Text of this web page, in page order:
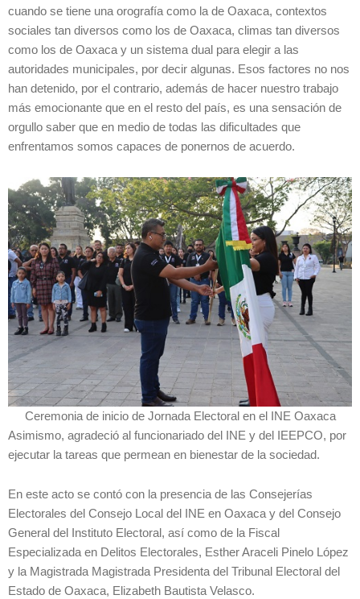
cuando se tiene una orografía como la de Oaxaca, contextos
sociales tan diversos como los de Oaxaca, climas tan diversos
como los de Oaxaca y un sistema dual para elegir a las
autoridades municipales, por decir algunas. Esos factores no nos
han detenido, por el contrario, además de hacer nuestro trabajo
más emocionante que en el resto del país, es una sensación de
orgullo saber que en medio de todas las dificultades que
enfrentamos somos capaces de ponernos de acuerdo.
Ceremonia de inicio de Jornada Electoral en el INE Oaxaca
Asimismo, agradeció al funcionariado del INE y del IEEPCO, por
ejecutar la tareas que permean en bienestar de la sociedad.
En este acto se contó con la presencia de las Consejerías
Electorales del Consejo Local del INE en Oaxaca y del Consejo
General del Instituto Electoral, así como de la Fiscal
Especializada en Delitos Electorales, Esther Araceli Pinelo López
y la Magistrada Magistrada Presidenta del Tribunal Electoral del
Estado de Oaxaca, Elizabeth Bautista Velasco.